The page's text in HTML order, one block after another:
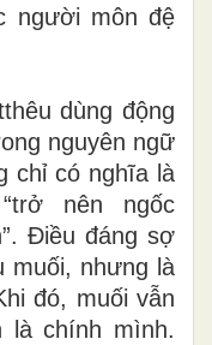
người môn đệ
dùng động
nguyên ngữ
chỉ có nghĩa là
nên ngốc
Điều đáng sợ
muối, nhưng là
đó, muối vẫn
là chính mình.